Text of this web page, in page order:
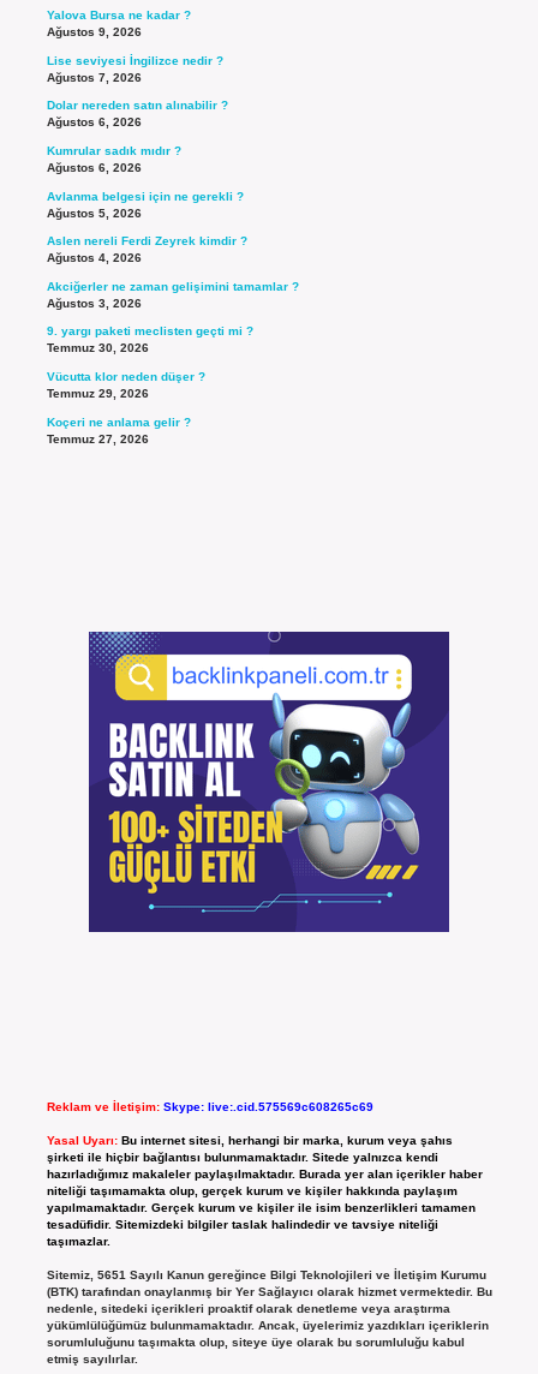
Yalova Bursa ne kadar ?
Ağustos 9, 2026
Lise seviyesi İngilizce nedir ?
Ağustos 7, 2026
Dolar nereden satın alınabilir ?
Ağustos 6, 2026
Kumrular sadık mıdır ?
Ağustos 6, 2026
Avlanma belgesi için ne gerekli ?
Ağustos 5, 2026
Aslen nereli Ferdi Zeyrek kimdir ?
Ağustos 4, 2026
Akciğerler ne zaman gelişimini tamamlar ?
Ağustos 3, 2026
9. yargı paketi meclisten geçti mi ?
Temmuz 30, 2026
Vücutta klor neden düşer ?
Temmuz 29, 2026
Koçeri ne anlama gelir ?
Temmuz 27, 2026
Reklam ve İletişim: Skype: live:.cid.575569c608265c69
Yasal Uyarı: Bu internet sitesi, herhangi bir marka, kurum veya şahıs
şirketi ile hiçbir bağlantısı bulunmamaktadır. Sitede yalnızca kendi
hazırladığımız makaleler paylaşılmaktadır. Burada yer alan içerikler haber
niteliği taşımamakta olup, gerçek kurum ve kişiler hakkında paylaşım
yapılmamaktadır. Gerçek kurum ve kişiler ile isim benzerlikleri tamamen
tesadüfidir. Sitemizdeki bilgiler taslak halindedir ve tavsiye niteliği
taşımazlar.
Sitemiz, 5651 Sayılı Kanun gereğince Bilgi Teknolojileri ve İletişim Kurumu
(BTK) tarafından onaylanmış bir Yer Sağlayıcı olarak hizmet vermektedir. Bu
nedenle, sitedeki içerikleri proaktif olarak denetleme veya araştırma
yükümlülüğümüz bulunmamaktadır. Ancak, üyelerimiz yazdıkları içeriklerin
sorumluluğunu taşımakta olup, siteye üye olarak bu sorumluluğu kabul
etmiş sayılırlar.